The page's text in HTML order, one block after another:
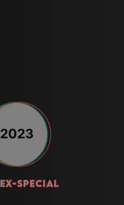
2023
ex-special